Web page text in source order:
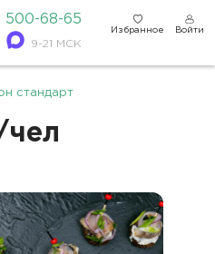
500-68-65
9-21 МСК
Избранное Войти
стандарт
чел